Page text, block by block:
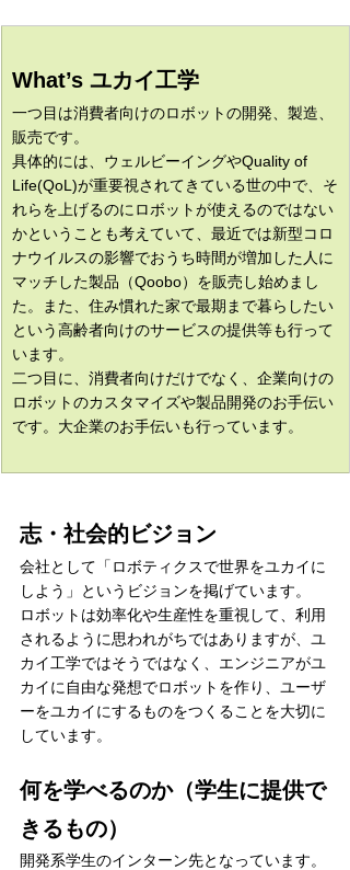
What’s ユカイ工学
一つ目は消費者向けのロボットの開発、製造、
販売です。
具体的には、ウェルビーイングやQuality of
Life(QoL)が重要視されてきている世の中で、そ
れらを上げるのにロボットが使えるのではない
かということも考えていて、最近では新型コロ
ナウイルスの影響でおうち時間が増加した人に
マッチした製品（Qoobo）を販売し始めまし
た。また、住み慣れた家で最期まで暮らしたい
という高齢者向けのサービスの提供等も行って
います。
二つ目に、消費者向けだけでなく、企業向けの
ロボットのカスタマイズや製品開発のお手伝い
です。大企業のお手伝いも行っています。
志・社会的ビジョン
会社として「ロボティクスで世界をユカイに
しよう」というビジョンを掲げています。
ロボットは効率化や生産性を重視して、利用
されるように思われがちではありますが、ユ
カイ工学ではそうではなく、エンジニアがユ
カイに自由な発想でロボットを作り、ユーザ
ーをユカイにするものをつくることを大切に
しています。
何を学べるのか（学生に提供で
きるもの）
開発系学生のインターン先となっています。